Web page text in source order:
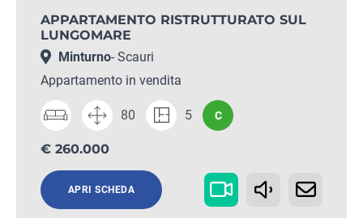
APPARTAMENTO RISTRUTTURATO SUL
LUNGOMARE
Minturno- Scauri
Appartamento in vendita
80 5 C
€ 260.000
APRI SCHEDA